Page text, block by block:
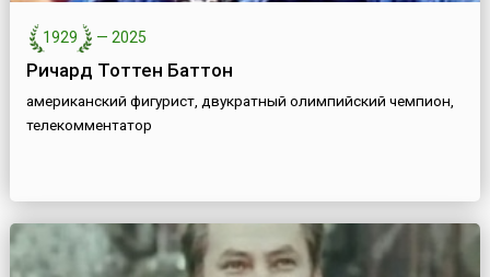
1929 — 2025
Ричард Тоттен Баттон
американский фигурист, двукратный олимпийский чемпион,
телекомментатор